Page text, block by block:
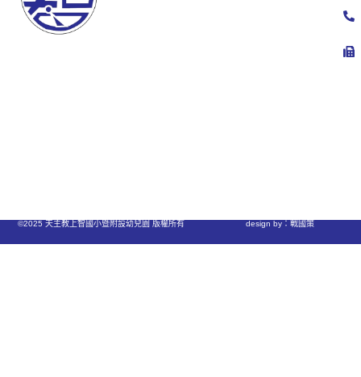
©2025 天主教上智國小暨附設幼兒園 版權所有 design by：戰國策